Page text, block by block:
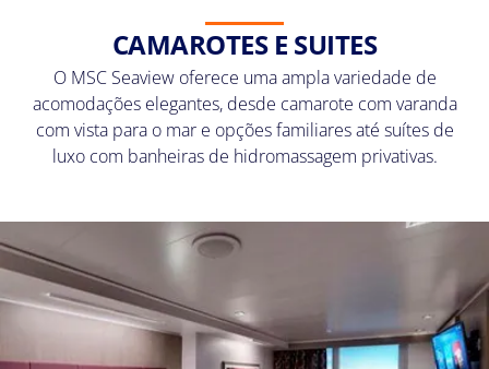
CAMAROTES E SUITES
O MSC Seaview oferece uma ampla variedade de
acomodações elegantes, desde camarote com varanda
com vista para o mar e opções familiares até suítes de
luxo com banheiras de hidromassagem privativas.